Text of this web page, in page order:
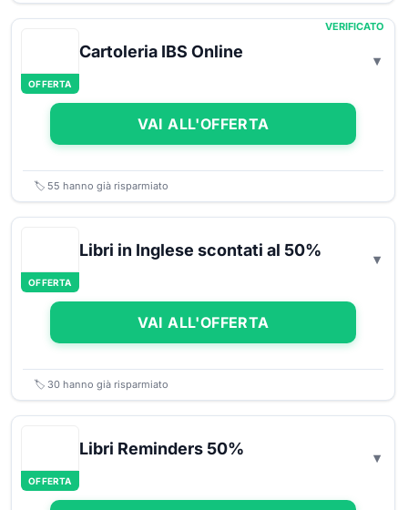
OFFERTA
VERIFICATO
Cartoleria IBS Online
VAI ALL'OFFERTA
🏷️ 55 hanno già risparmiato
OFFERTA
Libri in Inglese scontati al 50%
VAI ALL'OFFERTA
🏷️ 30 hanno già risparmiato
OFFERTA
Libri Reminders 50%